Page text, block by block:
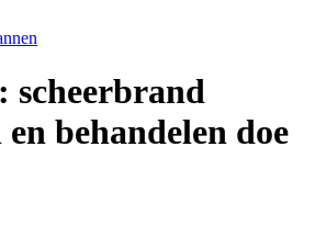
scheerbrand
behandelen doe